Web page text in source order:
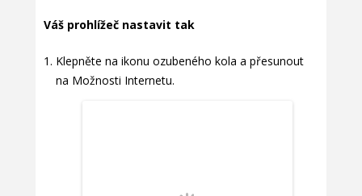
Váš prohlížeč nastavit tak
Klepněte na ikonu ozubeného kola a přesunout
na Možnosti Internetu.